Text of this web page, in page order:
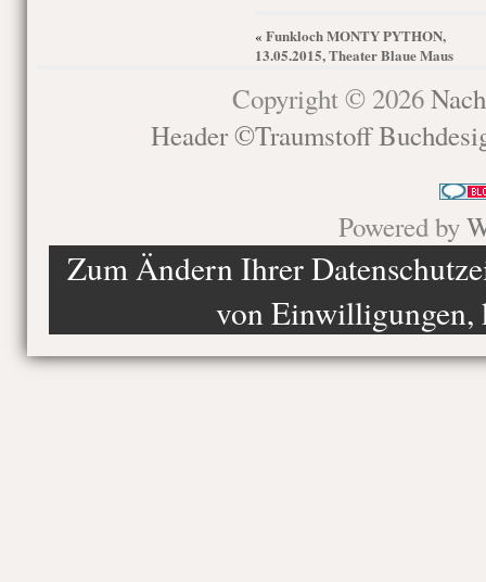
« Funkloch MONTY PYTHON,
13.05.2015, Theater Blaue Maus
Copyright © 2026
Header ©Traumstoff
Powered by
Zum Ändern Ihrer
von